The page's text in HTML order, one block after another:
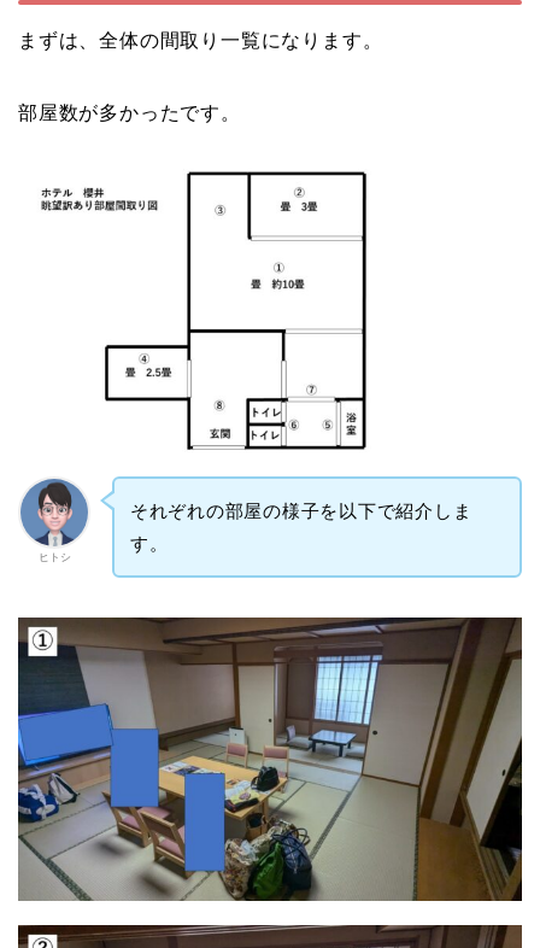
まずは、全体の間取り一覧になります。
部屋数が多かったです。
ヒトシ
それぞれの部屋の様子を以下で紹介しま
す。